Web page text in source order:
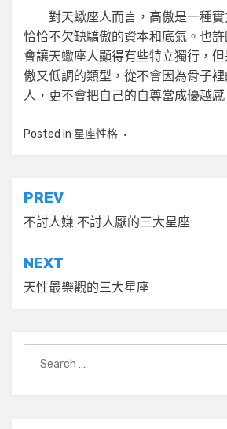
對天蠍座人而言，高傲是一種實
恰恰不欠缺驕傲的資本和底氣。也許
會讓天蠍座人顯得有些特立獨行，
傲又低調的類型，從不會因為骨子
人，更不會把自己的自尊當成優越感
Posted in 星座性格
文
章
導
覽
PREV
不討人嫌 不討人厭的三大星座
NEXT
天性最樂觀的三大星座
for: